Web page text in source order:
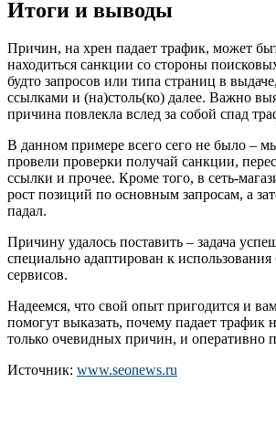
Итоги и выводы
Причин, на хрен падает трафик, может
находиться санкции со стороны
будто запросов или типа страниц в
ссылками и (на)столь(ко) далее. Важно
причина повлекла вслед за собой спад
В данном примере всего сего не было –
провели проверки получай санкции,
ссылки и прочее. Кроме того, в сеть-
рост позиций по основным запросам, а
падал.
Причину удалось поставить – задача
специально адаптирован к
сервисов.
Надеемся, что свой опыт пригодится и
помогут выказать, почему падает трафик
только очевидных причин, и оперативно
Источник: www.seonews.ru